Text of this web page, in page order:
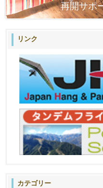
再開サポ
リンク
カテゴリー